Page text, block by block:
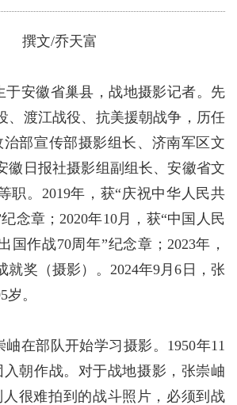
撰文/乔天富
于安徽省巢县，战地摄影记者。先
、渡江战役、抗美援朝战争，历任
部宣传部摄影组长、济南军区文
徽日报社摄影组副组长、安徽省文
职。2019年，获“庆祝中华人民共
念章；2020年10月，获“中国人民
国作战70周年”纪念章；2023年，
就奖（摄影）。2024年9月6日，张
。
岫在部队开始学习摄影。1950年11
入朝作战。对于战地摄影，张崇岫
很难拍到的战斗照片，必须到战